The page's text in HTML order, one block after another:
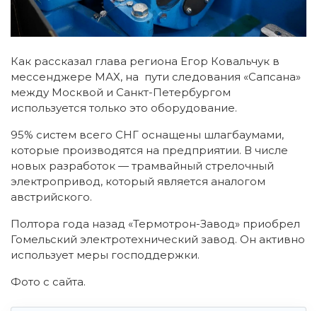
Как рассказал глава региона Егор Ковальчук в
мессенджере МАХ, на пути следования «Сапсана»
между Москвой и Санкт-Петербургом
используется только это оборудование.
95% систем всего СНГ оснащены шлагбаумами,
которые производятся на предприятии. В числе
новых разработок — трамвайный стрелочный
электропривод, который является аналогом
австрийского.
Полтора года назад «Термотрон-Завод» приобрел
Гомельский электротехнический завод. Он активно
использует меры господдержки.
Фото с сайта.